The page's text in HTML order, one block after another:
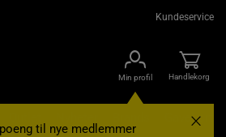
Kundeservice
Min profil
til nye medlemmer
Handlekorg
Gavekort